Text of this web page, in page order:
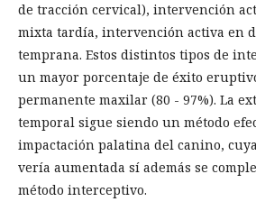
de tracción cervical), intervención
mixta tardía, intervención activa en
temprana. Estos distintos tipos de
un mayor porcentaje de éxito
permanente maxilar (80 - 97%). La
temporal sigue siendo un método
impactación palatina del canino,
vería aumentada sí además se
método interceptivo.